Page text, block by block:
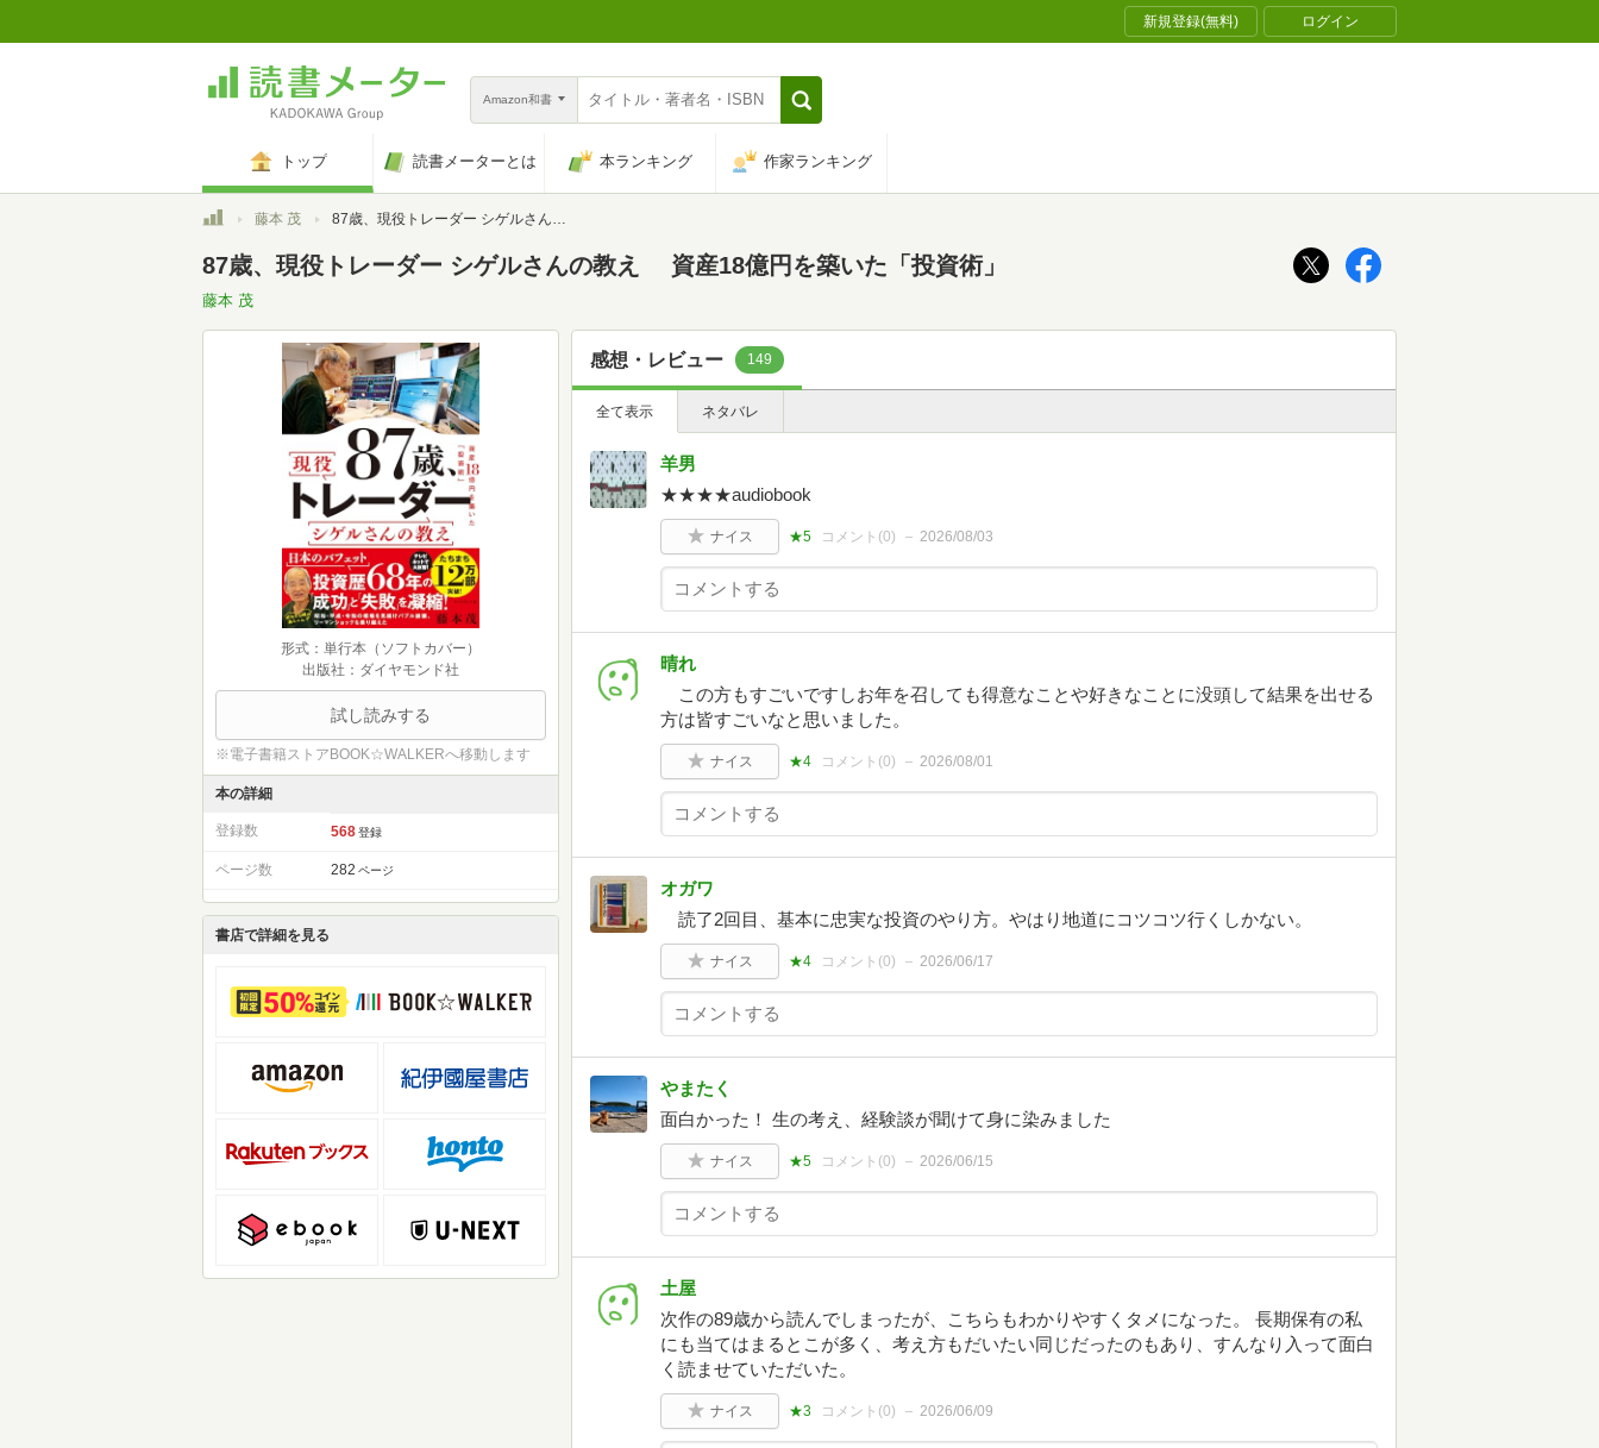
新規登録(無料) ログイン
Amazon和書
トップ 読書メーターとは 本ランキング 作家ランキング
トップ藤本 茂 87歳、現役トレーダー シゲルさんの教え 資産18億円を築いた「投資術」
87歳、現役トレーダー シゲルさんの教え 資産18億円を築いた「投資術」
藤本 茂
形式：単行本（ソフトカバー）
出版社：ダイヤモンド社
試し読みする
※電子書籍ストアBOOK☆WALKERへ移動します
本の詳細
登録数 568 登録
ページ数 282 ページ
書店で詳細を見る
感想・レビュー 149
全て表示 ネタバレ
羊男
★★★★audiobook
ナイス ★5 コメント(0) 2026/08/03
晴れ
この方もすごいですしお年を召しても得意なことや好きなことに没頭して結果を出せる
方は皆すごいなと思いました。
ナイス ★4 コメント(0) 2026/08/01
オガワ
読了2回目、基本に忠実な投資のやり方。やはり地道にコツコツ行くしかない。
ナイス ★4 コメント(0) 2026/06/17
やまたく
面白かった！ 生の考え、経験談が聞けて身に染みました
ナイス ★5 コメント(0) 2026/06/15
土屋
次作の89歳から読んでしまったが、こちらもわかりやすくタメになった。 長期保有の私
にも当てはまるとこが多く、考え方もだいたい同じだったのもあり、すんなり入って面白
く読ませていただいた。
ナイス ★3 コメント(0) 2026/06/09